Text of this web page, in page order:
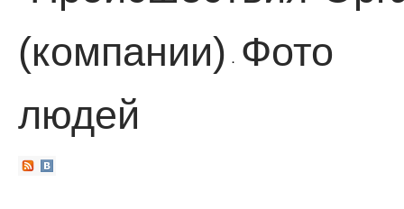
(компании)
·
Фото
людей